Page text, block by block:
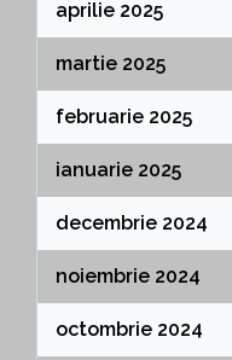
aprilie 2025
martie 2025
februarie 2025
ianuarie 2025
decembrie 2024
noiembrie 2024
octombrie 2024